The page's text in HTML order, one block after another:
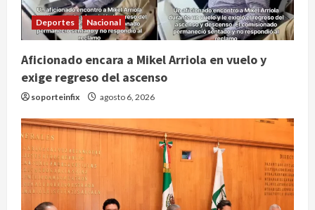
Deportes Nacional
Aficionado encara a Mikel Arriola en vuelo y
exige regreso del ascenso
soporteinfix agosto 6, 2026